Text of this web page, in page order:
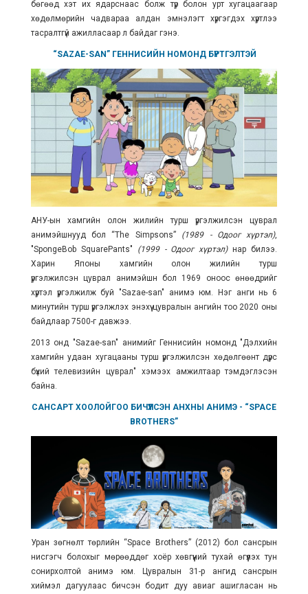
бөгөөд хэт их ядарснаас болж түр болон урт хугацаагаар
хөдөлмөрийн чадвараа алдан эмнэлэгт хүргэгдэх хүртлээ
тасралтгүй ажилласаар л байдаг гэнэ.
“SAZAE-SAN” ГЕННИСИЙН НОМОНД БҮРТГЭЛТЭЙ
АНУ-ын хамгийн олон жилийн турш үргэлжилсэн цуврал
анимэйшнууд бол“The Simpsons” (1989 - Одоог хүртэл),
"SpongeBob SquarePants" (1999 - Одоог хүртэл)нар билээ.
Харин Японы хамгийн олон жилийн турш
үргэлжилсэн цуврал анимэйшн бол 1969 оноос өнөөдрийг
хүртэл үргэлжилж буй "Sazae-san" анимэ юм. Нэг анги нь 6
минутийн турш үргэлжлэх энэхүү цувралын ангийн тоо 2020 оны
байдлаар 7500-г давжээ.
2013 онд "Sazae-san" анимийг Геннисийн номонд "Дэлхийн
хамгийн удаан хугацааны турш үргэлжилсэн хөдөлгөөнт дүрс
бүхий телевизийн цуврал" хэмээх амжилтаар тэмдэглэсэн
байна.
САНСАРТ ХООЛОЙГОО БИЧҮҮЛСЭН АНХНЫ АНИМЭ - “SPACE
BROTHERS”
Уран зөгнөлт төрлийн “Space Brothers” (2012) бол сансрын
нисгэгч болохыг мөрөөддөг хоёр хөвгүүний тухай өгүүлэх тун
сонирхолтой анимэ юм. Цувралын 31-р ангид сансрын
хиймэл дагуулаас бичсэн бодит дуу авиаг ашигласан нь